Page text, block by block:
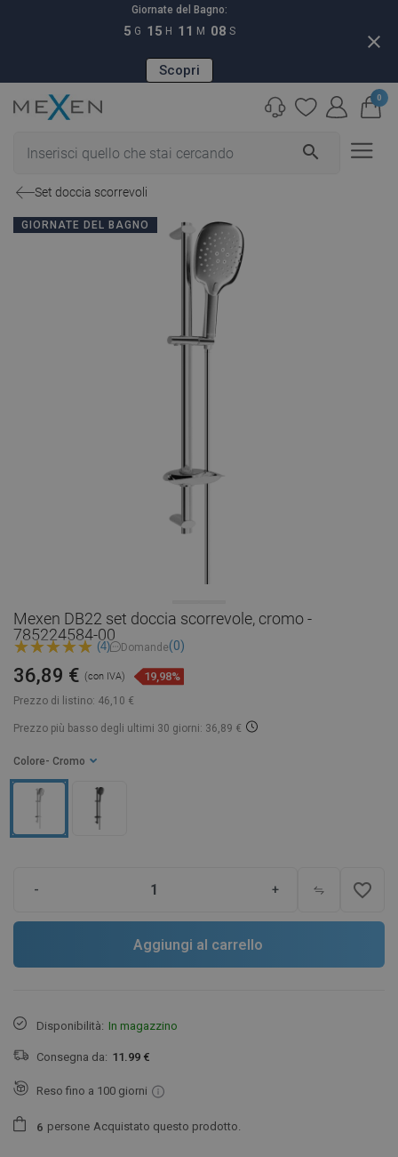
Giornate del Bagno:
5 G 15 H 11 M 07 S
Scopri
close
search
0
Set doccia scorrevoli
GIORNATE DEL BAGNO
Mexen DB22 set doccia scorrevole, cromo -
785224584-00
(4) Domande(0)
Prezzo di listino: 46,10 €
36,89 € (con IVA) 19,98%
Prezzo più basso degli ultimi 30 giorni: 36,89 €
Colore - Cromo
- + favorite_border
Aggiungi al carrello
Disponibilità: In magazzino
Consegna da: 11.99 €
Reso fino a 100 giorni
6 persone Acquistato questo prodotto.